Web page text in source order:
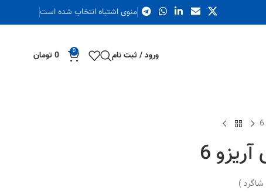
منوی اشتباه انتخاب شده است
ورود / ثبت نام 0
0تومان
6